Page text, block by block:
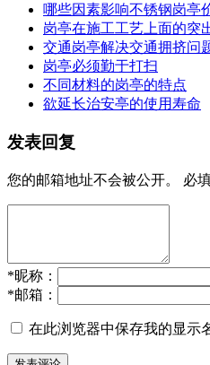
哪些因素影响不锈钢岗亭
岗亭在施工工艺上面的突
交通岗亭解决交通拥挤问
岗亭必须勤于打扫
不同材料的岗亭的特点
欲延长治安亭的使用寿命
发表回复
您的邮箱地址不会被公开。 必
*昵称：
*邮箱：
在此浏览器中保存我的显示